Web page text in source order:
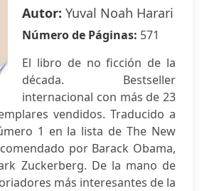
Autor: Yuval Noah Harari
Número de Páginas: 571
El libro de no ficción de la
década. Bestseller
internacional con más de 23
vendidos. Traducido a
1 en la lista de The New
por Barack Obama,
Zuckerberg. De la mano de
más interesantes de la